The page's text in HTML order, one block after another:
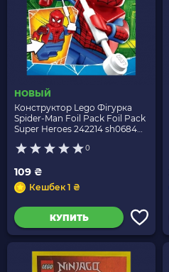
НОВЫЙ
Конструктор Lego Фігурка
Spider-Man Foil Pack Foil Pack
Super Heroes 242214 sh0684
0
109 ₴
Кешбек 1 ₴
КУПИТЬ